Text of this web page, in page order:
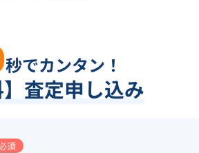
秒でカンタン！
】査定申し込み
須